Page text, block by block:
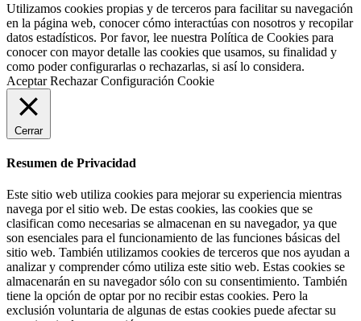
Utilizamos cookies propias y de terceros para facilitar su navegación
en la página web, conocer cómo interactúas con nosotros y recopilar
datos estadísticos. Por favor, lee nuestra Política de Cookies para
conocer con mayor detalle las cookies que usamos, su finalidad y
como poder configurarlas o rechazarlas, si así lo considera.
Aceptar Rechazar Configuración Cookie
Cerrar
Resumen de Privacidad
Este sitio web utiliza cookies para mejorar su experiencia mientras
navega por el sitio web. De estas cookies, las cookies que se
clasifican como necesarias se almacenan en su navegador, ya que
son esenciales para el funcionamiento de las funciones básicas del
sitio web. También utilizamos cookies de terceros que nos ayudan a
analizar y comprender cómo utiliza este sitio web. Estas cookies se
almacenarán en su navegador sólo con su consentimiento. También
tiene la opción de optar por no recibir estas cookies. Pero la
exclusión voluntaria de algunas de estas cookies puede afectar su